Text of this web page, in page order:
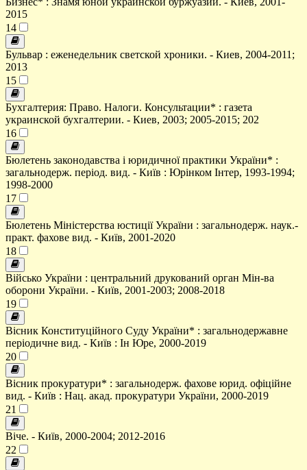
2015
14
Бульвар : еженедельник светской хроники. - Киев, 2004-2011;
2013
15
Бухгалтерия: Право. Налоги. Консультации* : газета
украинской бухгалтерии. - Киев, 2003; 2005-2015; 202
16
Бюлетень законодавства і юридичної практики України* :
загальнодерж. період. вид. - Київ : Юрінком Інтер, 1993-1994;
1998-2000
17
Бюлетень Міністерства юстиції України : загальнодерж. наук.-
практ. фахове вид. - Київ, 2001-2020
18
Військо України : центральний друкований орган Мін-ва
оборони України. - Київ, 2001-2003; 2008-2018
19
Вісник Конституційного Суду України* : загальнодержавне
періодичне вид. - Київ : Ін Юре, 2000-2019
20
Вісник прокуратури* : загальнодерж. фахове юрид. офіційне
вид. - Київ : Нац. акад. прокуратури України, 2000-2019
21
Віче. - Київ, 2000-2004; 2012-2016
22